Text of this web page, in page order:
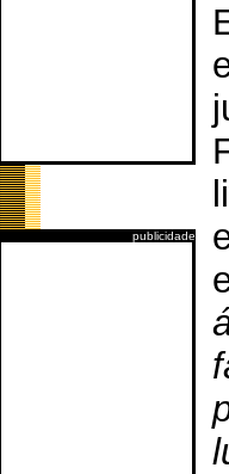
publicidade